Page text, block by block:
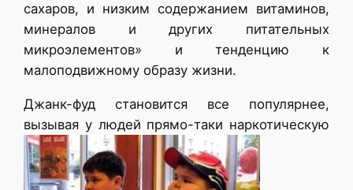
сахаров, и низким содержанием витаминов,
минералов и других питательных
микроэлементов» и тенденцию к
малоподвижному образу жизни.
Джанк-фуд становится все популярнее,
вызывая у людей прямо-таки наркотическую